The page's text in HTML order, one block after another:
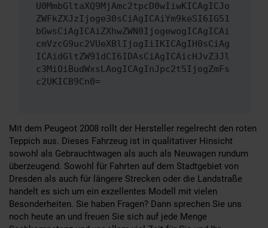
U0MmbGltaXQ9MjAmc2tpcD0wIiwKICAgICJo
ZWFkZXJzIjoge30sCiAgICAiYm9keSI6IG51
bGwsCiAgICAiZXhwZWN0IjogewogICAgICAi
cmVzcG9uc2VUeXBlIjogIiIKICAgIH0sCiAg
ICAidGltZW91dCI6IDAsCiAgICAicHJvZ3Jl
c3MiOiBudWxsLAogICAgInJpc2t5IjogZmFs
c2UKICB9Cn0=
Mit dem Peugeot 2008 rollt der Hersteller regelrecht den roten
Teppich aus. Dieses Fahrzeug ist in qualitativer Hinsicht
sowohl als Gebrauchtwagen als auch als Neuwagen rundum
überzeugend. Sowohl für Fahrten auf dem Stadtgebiet von
Dresden als auch für längere Strecken oder die Landstraße
handelt es sich um ein exzellentes Modell mit vielen
Besonderheiten. Sie haben Fragen? Dann sprechen Sie uns
noch heute an und freuen Sie sich auf jede Menge